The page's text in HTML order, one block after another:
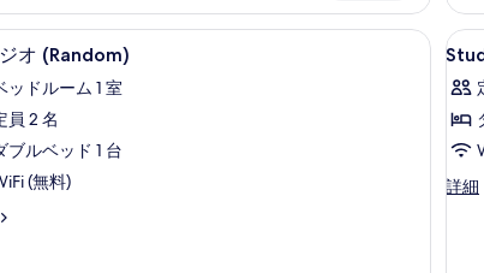
の
写
真
を
表
す
オ
の
詳
ク、ノートパソコン用作業スペース、アイロン / アイロン台
スタジオ (Random) | 低刺激性寝具、
オ (Random)
ッドルーム 1 室
員 2 名
ブルベッド 1 台
(無料)
の
す
べ
て
の
13
詳細